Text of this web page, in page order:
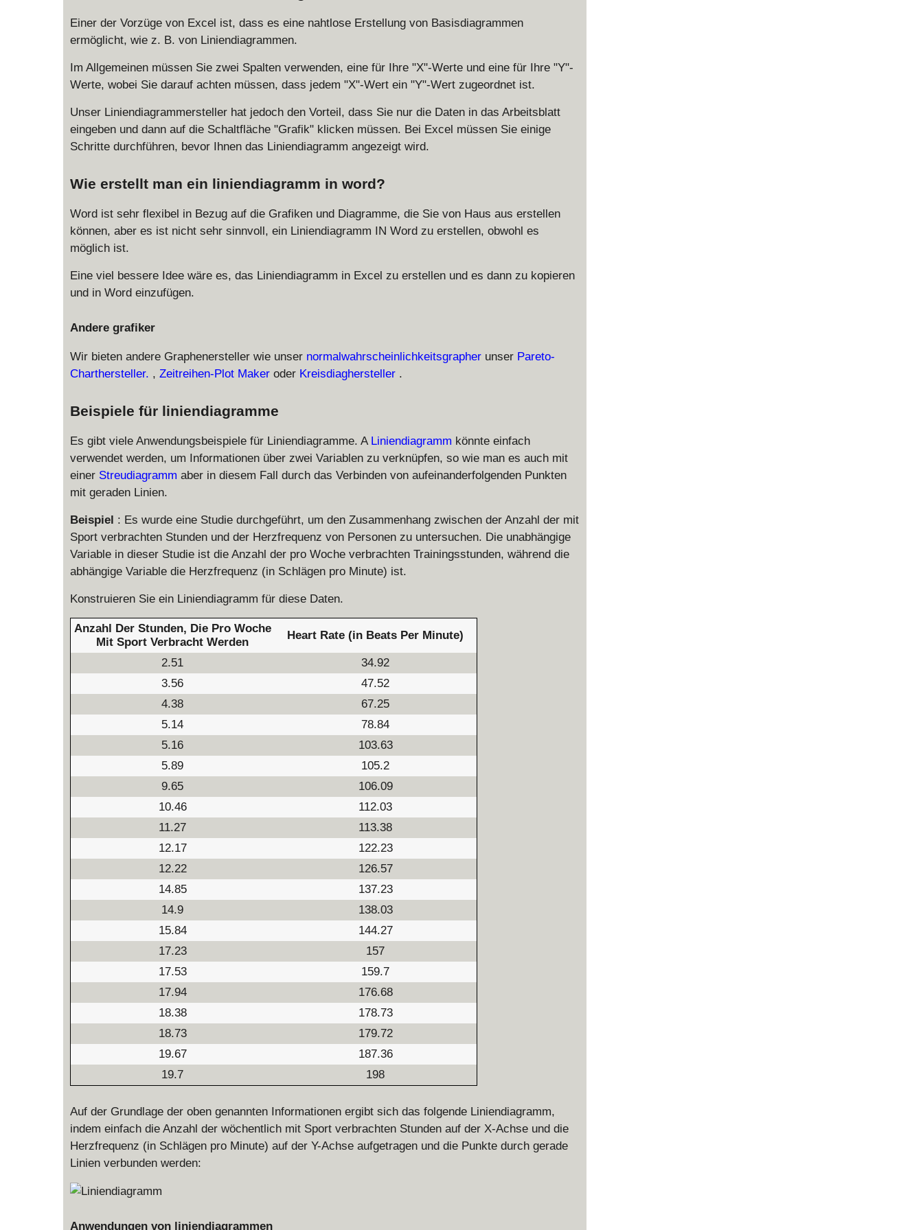
Einer der Vorzüge von Excel ist, dass es eine nahtlose Erstellung von Basisdiagrammen
ermöglicht, wie z. B. von Liniendiagrammen.
Im Allgemeinen müssen Sie zwei Spalten verwenden, eine für Ihre "X"-Werte und eine für Ihre "Y"-
Werte, wobei Sie darauf achten müssen, dass jedem "X"-Wert ein "Y"-Wert zugeordnet ist.
Unser Liniendiagrammersteller hat jedoch den Vorteil, dass Sie nur die Daten in das Arbeitsblatt
eingeben und dann auf die Schaltfläche "Grafik" klicken müssen. Bei Excel müssen Sie einige
Schritte durchführen, bevor Ihnen das Liniendiagramm angezeigt wird.
Wie erstellt man ein liniendiagramm in word?
Word ist sehr flexibel in Bezug auf die Grafiken und Diagramme, die Sie von Haus aus erstellen
können, aber es ist nicht sehr sinnvoll, ein Liniendiagramm IN Word zu erstellen, obwohl es
möglich ist.
Eine viel bessere Idee wäre es, das Liniendiagramm in Excel zu erstellen und es dann zu kopieren
und in Word einzufügen.
Andere grafiker
Wir bieten andere Graphenersteller wie unser normalwahrscheinlichkeitsgrapher unser Pareto-
Charthersteller. , Zeitreihen-Plot Maker oder Kreisdiaghersteller .
Beispiele für liniendiagramme
Es gibt viele Anwendungsbeispiele für Liniendiagramme. A Liniendiagramm könnte einfach
verwendet werden, um Informationen über zwei Variablen zu verknüpfen, so wie man es auch mit
einer Streudiagramm aber in diesem Fall durch das Verbinden von aufeinanderfolgenden Punkten
mit geraden Linien.
Beispiel : Es wurde eine Studie durchgeführt, um den Zusammenhang zwischen der Anzahl der mit
Sport verbrachten Stunden und der Herzfrequenz von Personen zu untersuchen. Die unabhängige
Variable in dieser Studie ist die Anzahl der pro Woche verbrachten Trainingsstunden, während die
abhängige Variable die Herzfrequenz (in Schlägen pro Minute) ist.
Konstruieren Sie ein Liniendiagramm für diese Daten.
Anzahl Der Stunden, Die Pro Woche
Mit Sport Verbracht Werden
Heart Rate (in Beats Per Minute)
2.51
34.92
3.56
47.52
4.38
67.25
5.14
78.84
5.16
103.63
5.89
105.2
9.65
106.09
10.46
112.03
11.27
113.38
12.17
122.23
12.22
126.57
14.85
137.23
14.9
138.03
15.84
144.27
17.23
157
17.53
159.7
17.94
176.68
18.38
178.73
18.73
179.72
19.67
187.36
19.7
198
Auf der Grundlage der oben genannten Informationen ergibt sich das folgende Liniendiagramm,
indem einfach die Anzahl der wöchentlich mit Sport verbrachten Stunden auf der X-Achse und die
Herzfrequenz (in Schlägen pro Minute) auf der Y-Achse aufgetragen und die Punkte durch gerade
Linien verbunden werden:
Anwendungen von liniendiagrammen